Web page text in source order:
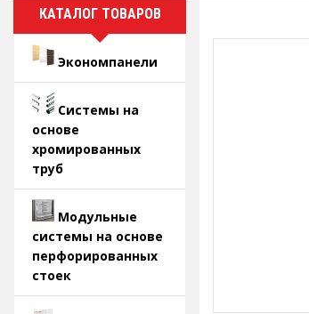
КАТАЛОГ ТОВАРОВ
Экономпанели
Системы на
основе
хромированных
труб
Модульные
системы на основе
перфорированных
стоек